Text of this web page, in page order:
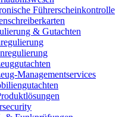
Führerscheinkontrolle
& Gutachten
Managementservices